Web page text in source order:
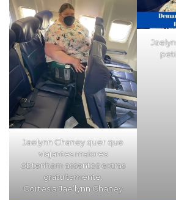
Jaelynn Chaney quer que
viajantes maiores
obtenham assentos extras
gratuitamente.
Cortesia Jae’lynn Chaney